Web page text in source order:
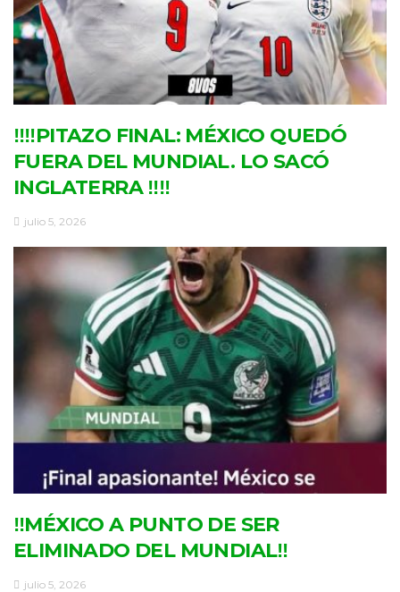
‼‼PITAZO FINAL: MÉXICO QUEDÓ
FUERA DEL MUNDIAL. LO SACÓ
INGLATERRA ‼‼
julio 5, 2026
‼MÉXICO A PUNTO DE SER
ELIMINADO DEL MUNDIAL‼
julio 5, 2026